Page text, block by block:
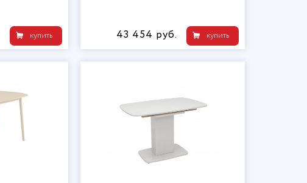
купить купить
43 454 руб.